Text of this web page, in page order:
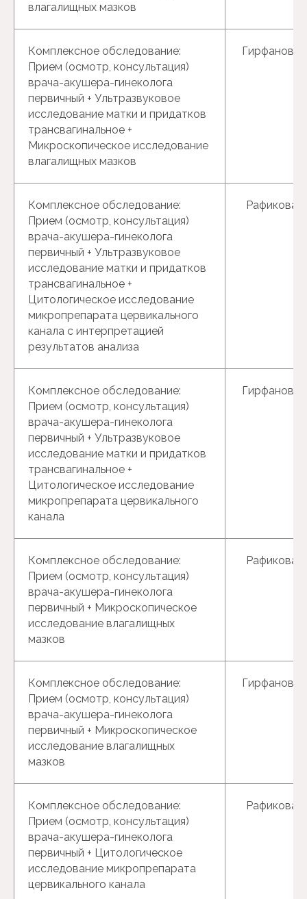
влагалищных мазков
Комплексное обследование:
Прием (осмотр, консультация)
врача-акушера-гинеколога
первичный + Ультразвуковое
исследование матки и придатков
трансвагинальное +
Микроскопическое исследование
влагалищных мазков
Гирфанова
Комплексное обследование:
Прием (осмотр, консультация)
врача-акушера-гинеколога
первичный + Ультразвуковое
исследование матки и придатков
трансвагинальное +
Цитологическое исследование
микропрепарата цервикального
канала с интерпретацией
результатов анализа
Рафикова
Комплексное обследование:
Прием (осмотр, консультация)
врача-акушера-гинеколога
первичный + Ультразвуковое
исследование матки и придатков
трансвагинальное +
Цитологическое исследование
микропрепарата цервикального
канала
Гирфанова
Комплексное обследование:
Прием (осмотр, консультация)
врача-акушера-гинеколога
первичный + Микроскопическое
исследование влагалищных
мазков
Рафикова
Комплексное обследование:
Прием (осмотр, консультация)
врача-акушера-гинеколога
первичный + Микроскопическое
исследование влагалищных
мазков
Гирфанова
Комплексное обследование:
Прием (осмотр, консультация)
врача-акушера-гинеколога
первичный + Цитологическое
исследование микропрепарата
цервикального канала
Рафикова